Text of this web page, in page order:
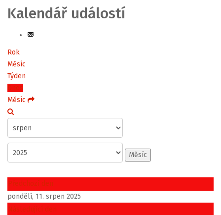
Kalendář událostí
Rok
Měsíc
Týden
Dnes
Měsíc
Měsíc
Předchozí den
pondělí, 11. srpen 2025
Následující den